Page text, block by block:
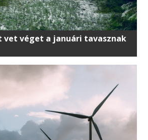
vet véget a januári tavasznak